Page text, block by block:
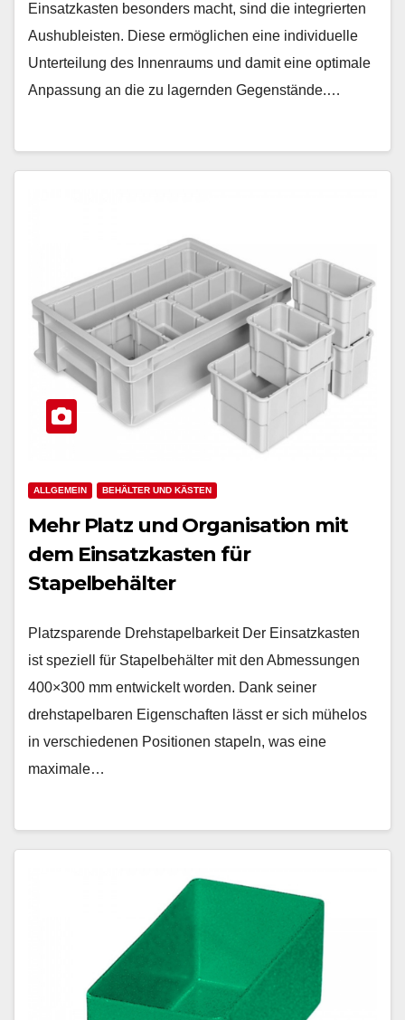
Einsatzkasten besonders macht, sind die integrierten
Aushubleisten. Diese ermöglichen eine individuelle
Unterteilung des Innenraums und damit eine optimale
Anpassung an die zu lagernden Gegenstände.…
ALLGEMEIN BEHÄLTER UND KÄSTEN
Mehr Platz und Organisation mit
dem Einsatzkasten für
Stapelbehälter
Platzsparende Drehstapelbarkeit Der Einsatzkasten
ist speziell für Stapelbehälter mit den Abmessungen
400×300 mm entwickelt worden. Dank seiner
drehstapelbaren Eigenschaften lässt er sich mühelos
in verschiedenen Positionen stapeln, was eine
maximale…